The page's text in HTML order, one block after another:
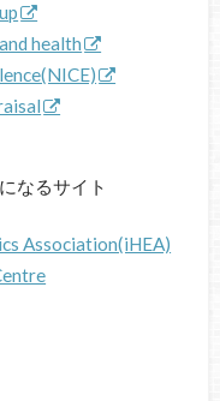
health
なるサイト
Association(iHEA)